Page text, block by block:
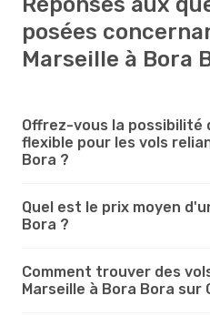
posées
Marseille à Bora
Offrez-vous la possibilité
flexible pour les vols
Bora ?
Quel est le prix moyen
Bora ?
Comment trouver des
Marseille à Bora Bora sur